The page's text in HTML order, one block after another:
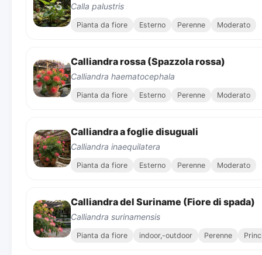
Calla palustris
Pianta da fiore Esterno Perenne Moderato
Calliandra rossa (Spazzola rossa)
Calliandra haematocephala
Pianta da fiore Esterno Perenne Moderato
Calliandra a foglie disuguali
Calliandra inaequilatera
Pianta da fiore Esterno Perenne Moderato
Calliandra del Suriname (Fiore di spada)
Calliandra surinamensis
Pianta da fiore indoor,-outdoor Perenne